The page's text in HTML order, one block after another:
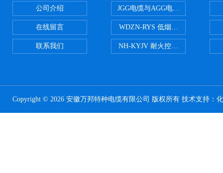
公司介绍
在线留言
联系我们
JGG电缆与AGG电缆有什么区别
WDZN-RYS 低烟无卤耐火双绞线
NH-KYJV 耐火控制电缆
Copyright © 2026 安徽万邦特种电缆有限公司 版权所有 技术支持：